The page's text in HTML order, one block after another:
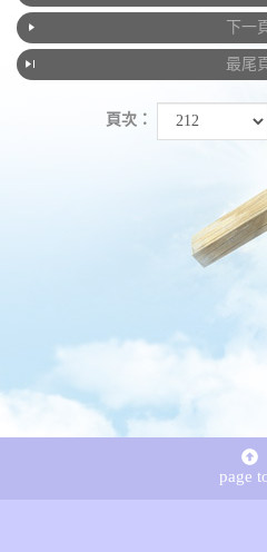
下一
最尾
頁次：
page